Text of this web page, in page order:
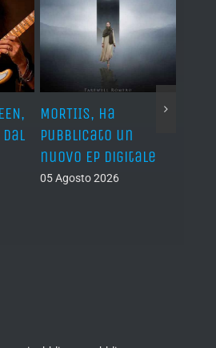
dal
MORTIIS, ha
pubblicato un
nuovo EP digitale
05 Agosto 2026